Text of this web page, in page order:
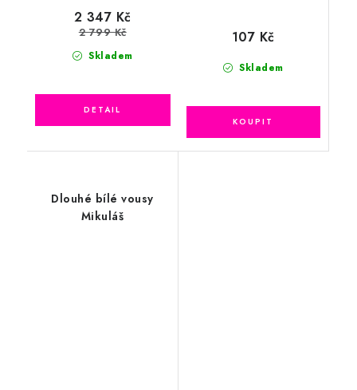
Skladem
2 347 Kč
2 799 Kč
Skladem
107 Kč
Dlouhé bílé vousy
Mikuláš